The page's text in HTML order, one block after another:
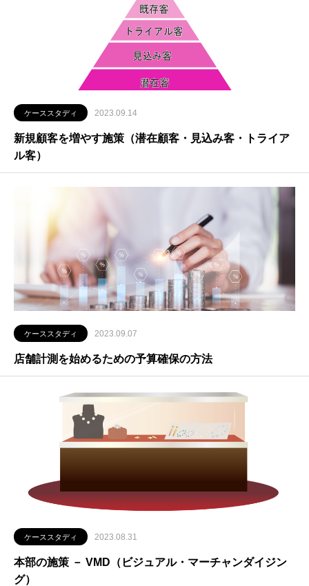
ケーススタディ 2023.09.14
新規顧客を増やす施策（潜在顧客・見込み客・トライア
ル客）
ケーススタディ 2023.09.07
店舗計測を始めるための予算確保の方法
ケーススタディ 2023.08.31
本部の施策 － VMD（ビジュアル・マーチャンダイジン
グ）